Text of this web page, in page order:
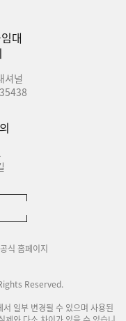
대
셔널
식 홈페이지
Reserved.
일부 변경될 수 있으며 사용된